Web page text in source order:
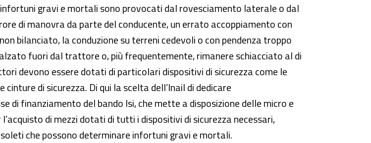
gravi e mortali sono provocati dal rovesciamento laterale o dal
di manovra da parte del conducente, un errato accoppiamento con
bilanciato, la conduzione su terreni cedevoli o con pendenza troppo
fuori dal trattore o, più frequentemente, rimanere schiacciato al di
devono essere dotati di particolari dispositivi di sicurezza come le
di sicurezza. Di qui la scelta dell’Inail di dedicare
di finanziamento del bando Isi, che mette a disposizione delle micro e
di mezzi dotati di tutti i dispositivi di sicurezza necessari,
che possono determinare infortuni gravi e mortali.